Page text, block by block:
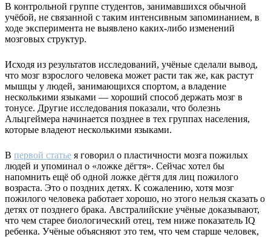
В контрольной группе студентов, занимавшихся обычной
учёбой, не связанной с таким интенсивным запоминанием, в
ходе эксперимента не выявлено каких-либо изменений
мозговых структур.
Исходя из результатов исследований, учёные сделали вывод,
что мозг взрослого человека может расти так же, как растут
мышцы у людей, занимающихся спортом, а владение
несколькими языками — хороший способ держать мозг в
тонусе. Другие исследования показали, что болезнь
Альцгеймера начинается позднее в тех группах населения,
которые владеют несколькими языками.
В первой статье я говорил о пластичности мозга пожилых
людей и упоминал о «ложке дёгтя». Сейчас хотел бы
напомнить ещё об одной ложке дёгтя для лиц пожилого
возраста. Это о поздних детях. К сожалению, хотя мозг
пожилого человека работает хорошо, но этого нельзя сказать о
детях от позднего брака. Австралийские учёные доказывают,
что чем старее биологический отец, тем ниже показатель IQ
ребенка. Учёные объясняют это тем, что чем старше человек,